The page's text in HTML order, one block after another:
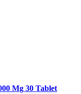
Mg 30 Tablet